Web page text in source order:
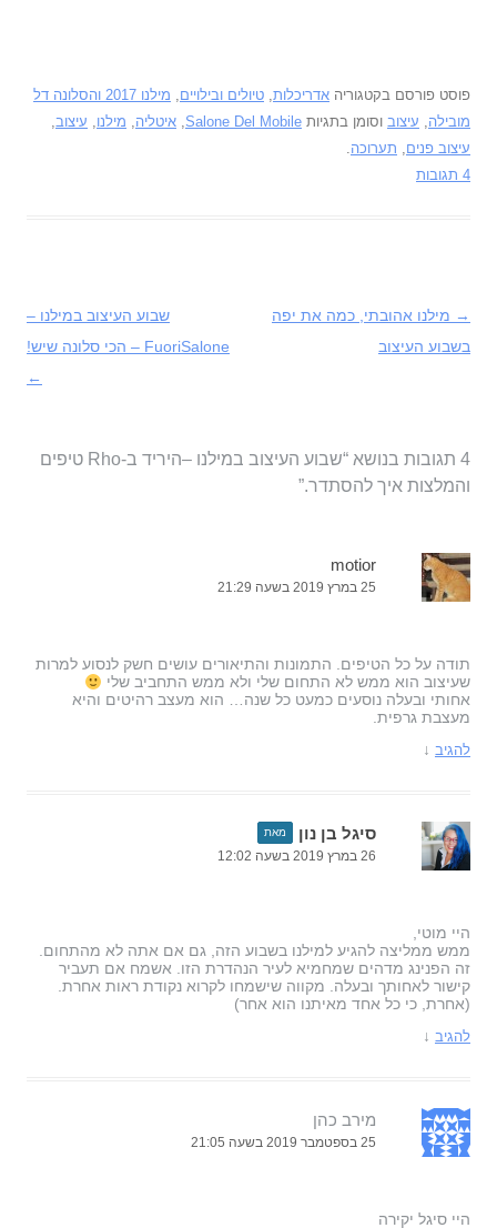
פוסט פורסם בקטגוריה אדריכלות, טיולים ובילויים,
מילנו 2017 והסלונה דל
מובילה, עיצוב וסומן בתגיות Salone Del Mobile
, איטליה, מילנו, עיצוב,
עיצוב פנים, תערוכה.
4 תגובות
ניווט
בפוסטים
→ מילנו אהובתי, כמה את יפה
בשבוע העיצוב
שבוע העיצוב במילנו –
FuoriSalone – הכי סלונה שיש!
←
4 תגובות בנושא “
שבוע העיצוב במילנו –היריד ב-Rho טיפים
והמלצות איך להסתדר.”
motior
25 במרץ 2019 בשעה 21:29
תודה על כל הטיפים. התמונות והתיאורים עושים חשק לנסוע למרות
שעיצוב הוא ממש לא התחום שלי ולא ממש התחביב שלי
אחותי ובעלה נוסעים כמעט כל שנה… הוא מעצב רהיטים והיא
מעצבת גרפית.
להגיב ↓
סיגל בן נון מאת
26 במרץ 2019 בשעה 12:02
היי מוטי,
ממש ממליצה להגיע למילנו בשבוע הזה, גם אם אתה לא מהתחום.
זה הפנינג מדהים שמחמיא לעיר הנהדרת הזו. אשמח אם תעביר
קישור לאחותך ובעלה. מקווה שישמחו לקרוא נקודת ראות אחרת.
(אחרת, כי כל אחד מאיתנו הוא אחר)
להגיב ↓
מירב כהן
25 בספטמבר 2019 בשעה 21:05
היי סיגל יקירה